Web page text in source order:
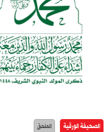
الصحيفة الورقية الملحق